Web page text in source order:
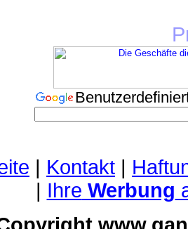
| Kontakt |
| Ihre Werbung